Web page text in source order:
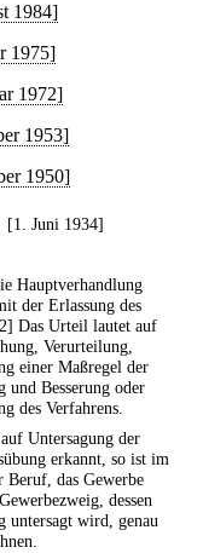
1984]
1975]
1972]
1953]
1950]
[1. Juni 1934]
Hauptverhandlung
der Erlassung des
Das Urteil lautet auf
Verurteilung,
einer Maßregel der
und Besserung oder
des Verfahrens.
Untersagung der
erkannt, so ist im
Beruf, das Gewerbe
dessen
untersagt wird, genau